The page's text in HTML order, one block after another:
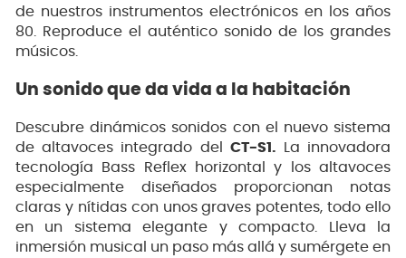
de nuestros instrumentos electrónicos en los años
80. Reproduce el auténtico sonido de los grandes
músicos.
Un sonido que da vida a la habitación
Descubre dinámicos sonidos con el nuevo sistema
de altavoces integrado del CT-S1. La innovadora
tecnología Bass Reflex horizontal y los altavoces
especialmente diseñados proporcionan notas
claras y nítidas con unos graves potentes, todo ello
en un sistema elegante y compacto. Lleva la
inmersión musical un paso más allá y sumérgete en